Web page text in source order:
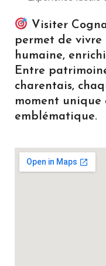
Visiter
permet de vivre
humaine,
Entre
charentais,
moment unique
emblématique.